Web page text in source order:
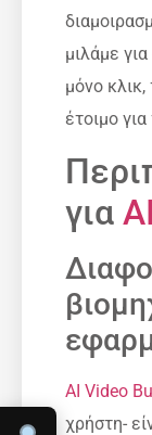
μιλάμε
μόνο κλικ,
έτοιμο
για
AI Video
χρήστη-